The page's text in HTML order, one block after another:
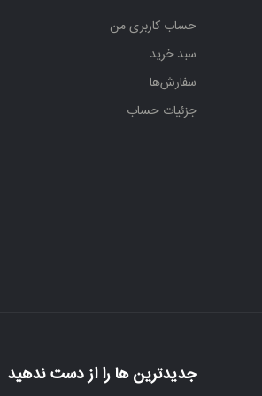
حساب کاربری من
سبد خرید
سفارش‌ها
جزئیات حساب
جدیدترین ها را از دست ندهید